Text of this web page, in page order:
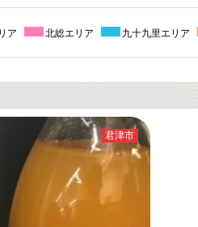
ア 北総エリア 九十九里エリア
君津市